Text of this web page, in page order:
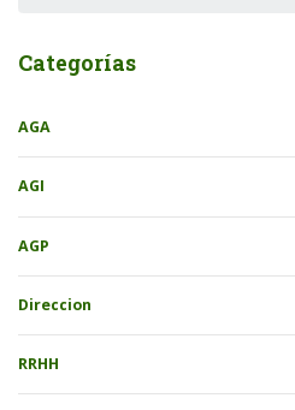
Categorías
AGA
AGI
AGP
Direccion
RRHH